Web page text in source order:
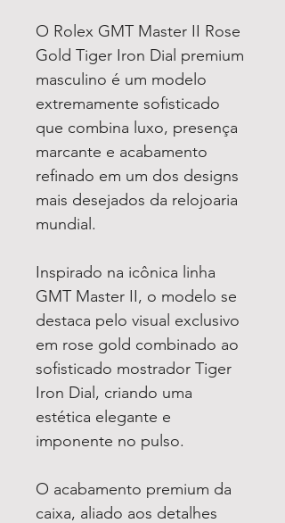
O Rolex GMT Master II Rose
Gold Tiger Iron Dial premium
masculino é um modelo
extremamente sofisticado
que combina luxo, presença
marcante e acabamento
refinado em um dos designs
mais desejados da relojoaria
mundial.
Inspirado na icônica linha
GMT Master II, o modelo se
destaca pelo visual exclusivo
em rose gold combinado ao
sofisticado mostrador Tiger
Iron Dial, criando uma
estética elegante e
imponente no pulso.
O acabamento premium da
caixa, aliado aos detalhes